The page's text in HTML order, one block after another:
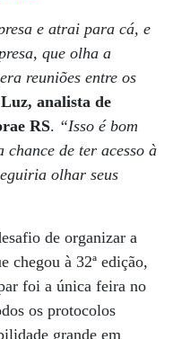
e atrai para cá, e
que olha a
reuniões entre os
analista de
RS. “Isso é bom
chance de ter acesso à
olhar seus
de organizar a
chegou à 32ª edição,
foi a única feira no
os protocolos
grande em